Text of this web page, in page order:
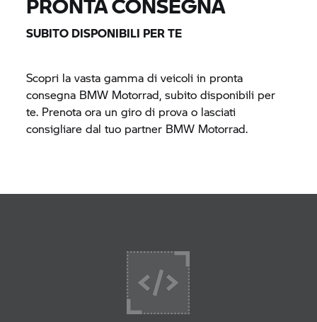
SUBITO DISPONIBILI PER TE
Scopri la vasta gamma di veicoli in pronta
consegna BMW Motorrad, subito disponibili per
te. Prenota ora un giro di prova o lasciati
consigliare dal tuo partner BMW Motorrad.